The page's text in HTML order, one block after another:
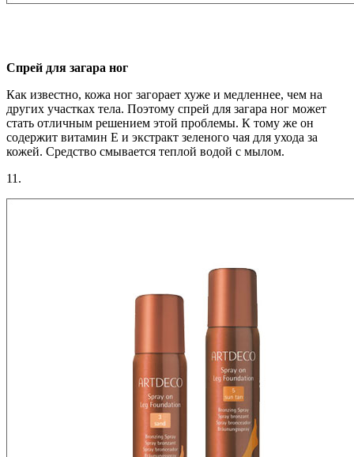
Спрей для загара ног
Как известно, кожа ног загорает хуже и медленнее, чем на
других участках тела. Поэтому спрей для загара ног может
стать отличным решением этой проблемы. К тому же он
содержит витамин Е и экстракт зеленого чая для ухода за
кожей. Средство смывается теплой водой с мылом.
11.